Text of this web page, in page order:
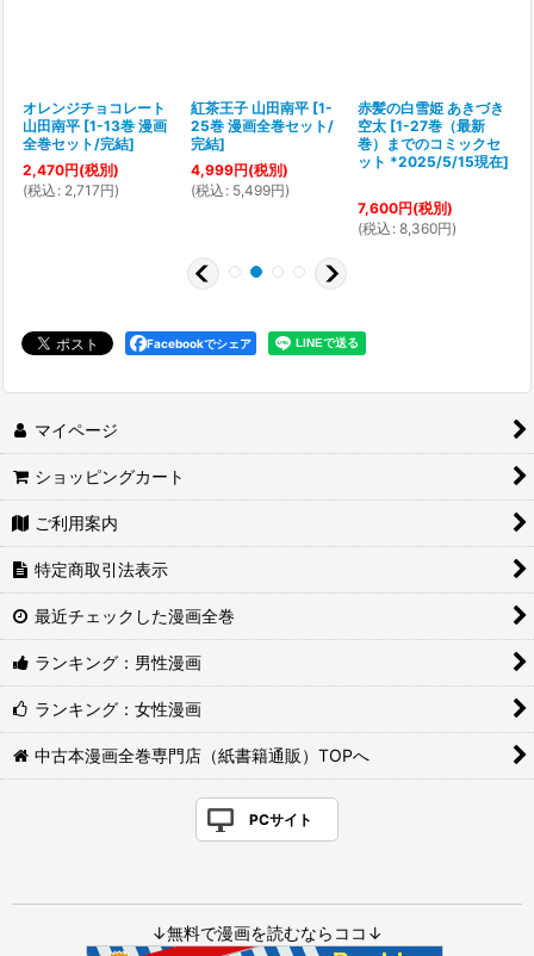
オレンジチョコレート
山田南平 [1-13巻 漫画
全巻セット/完結]
2,470円(税別)
(税込 : 2,717円)
紅茶王子 山田南平 [1-
25巻 漫画全巻セット/
完結]
4,999円(税別)
(税込 : 5,499円)
赤髪の白雪姫 あきづき
空太 [1-27巻（最新
巻）までのコミックセ
ット *2025/5/15現在]
7,600円(税別)
(税込 : 8,360円)
Facebookでシェア
マイページ
ショッピングカート
ご利用案内
特定商取引法表示
最近チェックした漫画全巻
ランキング：男性漫画
ランキング：女性漫画
中古本漫画全巻専門店（紙書籍通販）TOPへ
PCサイト
↓無料で漫画を読むならココ↓